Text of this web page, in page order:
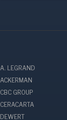
A. LEGRAND
ACKERMAN
CBC GROUP
CERACARTA
DEWERT